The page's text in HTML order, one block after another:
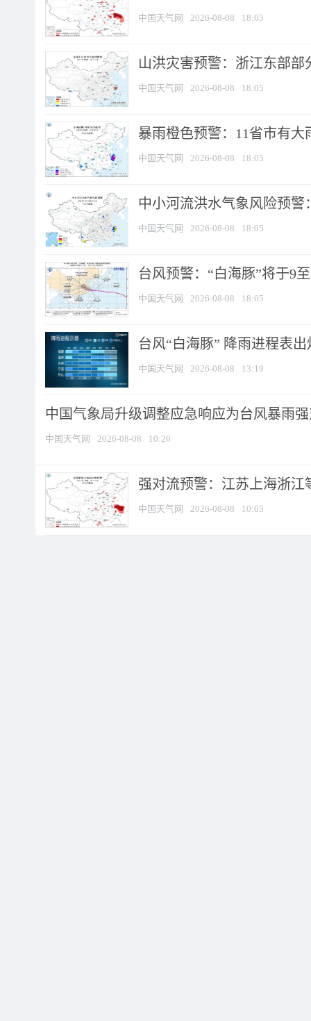
中国天气网 2026-08-08 18:05
山洪灾害预警：浙江东部
中国天气网 2026-08-08 18:05
暴雨橙色预警：11省市有
中国天气网 2026-08-08 18:05
中小河流洪水气象风险预
中国天气网 2026-08-08 18:05
台风预警：“白海豚”将于9
中国天气网 2026-08-08 18:05
台风“白海豚” 降雨进程表
中国天气网 2026-08-08 13:19
中国气象局升级调整应急响应为台风暴雨
中国天气网 2026-08-08 10:26
强对流预警：江苏上海浙江
中国天气网 2026-08-08 10:05